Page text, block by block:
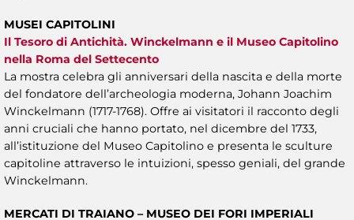
MUSEI CAPITOLINI
Il Tesoro di Antichità. Winckelmann e il Museo Capitolino
nella Roma del Settecento
La mostra celebra gli anniversari della nascita e della morte
del fondatore dell’archeologia moderna, Johann Joachim
Winckelmann (1717-1768). Offre ai visitatori il racconto degli
anni cruciali che hanno portato, nel dicembre del 1733,
all’istituzione del Museo Capitolino e presenta le sculture
capitoline attraverso le intuizioni, spesso geniali, del grande
Winckelmann.
MERCATI DI TRAIANO – MUSEO DEI FORI IMPERIALI